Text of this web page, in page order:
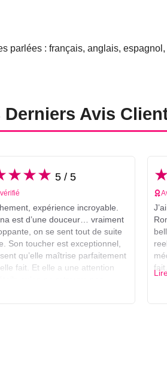
parlées : français, anglais,
Derniers Avis
5 / 5
expérience incroyable.
est d’une douceur… vraiment
on se sent tout de suite
Son toucher est exceptionnel,
qu’elle maîtrise parfaitement
fait. Et elle a une attention